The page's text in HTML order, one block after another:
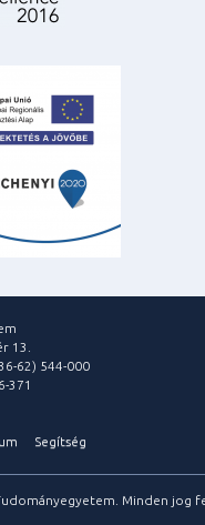
13.
62) 544-000
371
Segítség
Minden jog